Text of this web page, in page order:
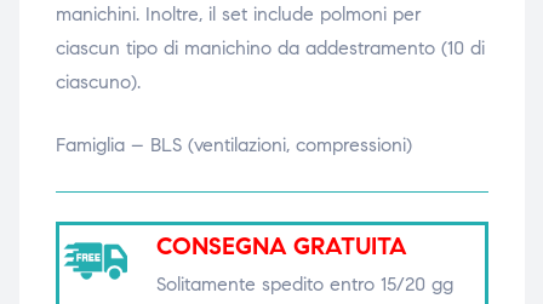
manichini. Inoltre, il set include polmoni per
ciascun tipo di manichino da addestramento (10 di
ciascuno).
Famiglia – BLS (ventilazioni, compressioni)
CONSEGNA GRATUITA
Solitamente spedito entro 15/20 gg